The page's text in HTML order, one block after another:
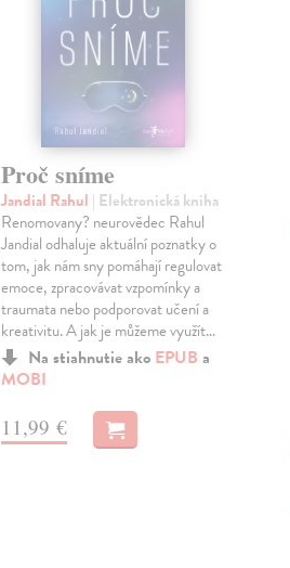
Proč sníme
Jandial Rahul | Elektronická kniha
Renomovany? neurovědec Rahul
Jandial odhaluje aktuální poznatky o
tom, jak nám sny pomáhají regulovat
emoce, zpracovávat vzpomínky a
traumata nebo podporovat učení a
kreativitu. A jak je můžeme využít…
Na stiahnutie ako EPUB a
MOBI
11,99 €